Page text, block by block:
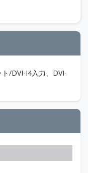
/DVI-I4入力、DVI-